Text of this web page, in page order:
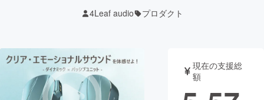
ジェクト
募集終了が近いプ
ロジェクト
アート・写真 音楽
テクノロジー・ガジェット ゲーム・サ
4Leaf audio プロダクト
現在の支援総
額